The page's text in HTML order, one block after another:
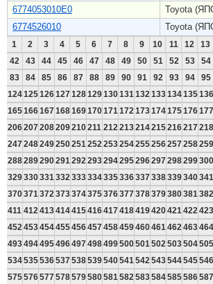
6774053010E0
Toyota
6774526010
Toyota
1 2 3 4 5 6 7 8 9 10 11 12 13
42
43 44 45 46 47 48 49 50 51 52 53 54
83
84 85 86 87 88 89 90 91 92 93 94 95
124125126127128129130131 132 133134135136
165166167168169170171 172 173174175176177
206207208209210211 212 213214215216217218
247248249250251 252 253254255256257258259
288289290291 292 293294295296297298299300
329330331 332 333334335336337338339340341
370371 372 373374375376377378379380381 382
411 412 413414415416417418419420421 422 423
452 453454455456457458459460461 462 463464
493494495496497498499500501 502 503504505
534535536537538539540541 542 543544545546
575576577578579580581 582 583584585586587